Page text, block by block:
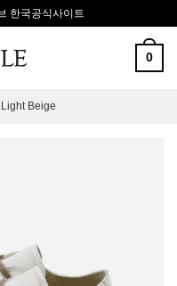
한국공식사이트
0
Beige